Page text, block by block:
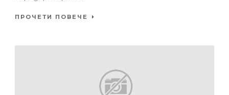
ПРОЧЕТИ ПОВЕЧЕ